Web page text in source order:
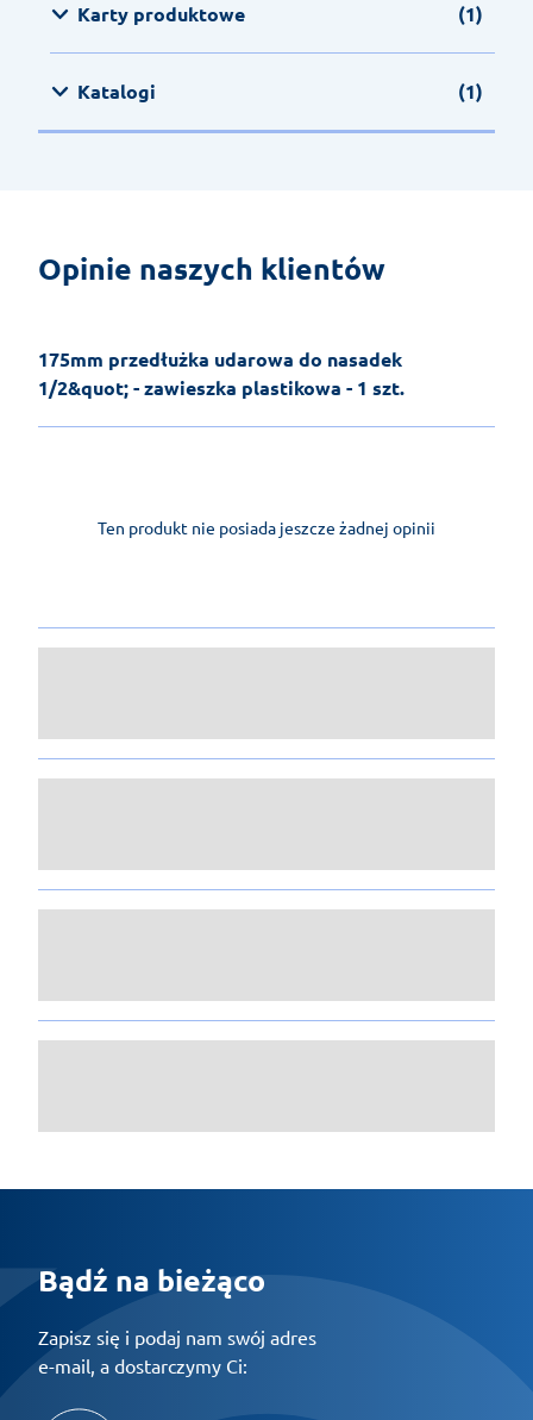
Karty produktowe (1)
Katalogi (1)
Opinie naszych klientów
175mm przedłużka udarowa do nasadek
1/2&quot; - zawieszka plastikowa - 1 szt.
Ten produkt nie posiada jeszcze żadnej opinii
Bądź na bieżąco
Zapisz się i podaj nam swój adres
e-mail, a dostarczymy Ci: